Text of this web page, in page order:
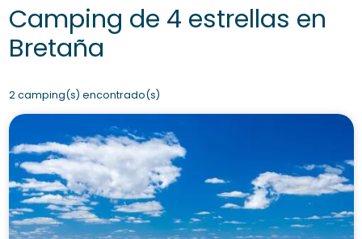
Camping de 4 estrellas en
Bretaña
2 camping(s) encontrado(s)